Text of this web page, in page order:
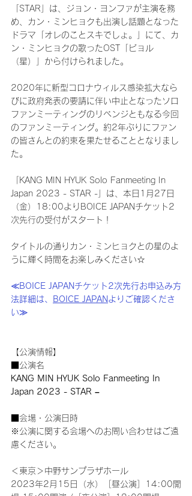
「STAR」は、ジョン・ヨンファが主演を務
め、カン・ミンヒョクも出演し話題となった
ドラマ「オレのことスキでしょ。」にて、カ
ン・ミンヒョクの歌ったOST「ビョル
（星）」から付けられました。
2020年に新型コロナウィルス感染拡大なら
びに政府発表の要請に伴い中止となったソロ
ファンミーティングのリベンジともなる今回
のファンミーティング。約2年ぶりにファン
の皆さんとの約束を果たせることとなりまし
た。
「KANG MIN HYUK Solo Fanmeeting In
Japan 2023 - STAR -」は、本日1月27日
（金）18:00よりBOICE JAPANチケット2
次先行の受付がスタート！
タイトルの通りカン・ミンヒョクとの星のよ
うに輝く時間をお楽しみください☆
≪BOICE JAPANチケット2次先行お申込み方
法詳細は、
BOICE JAPAN よりご確認くださ
い≫
【公演情報】
■公演名
KANG MIN HYUK Solo Fanmeeting In
Japan 2023 - STAR –
■会場・公演日時
※公演に関する会場へのお問い合わせはご遠
慮ください。
＜東京＞中野サンプラザホール
2023年2月15日（水）［昼公演］14:00開